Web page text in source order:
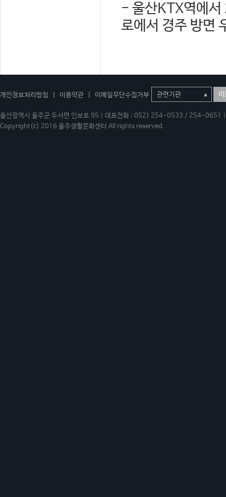
- 울산KTX역에서
로에서 경주 방면
개인정보처리방침 이용약관 이메일무단수집거부 이
울산광역시 울주군 두서면 인보로 95 | 대표전화 : 052) 254-0533 / 254-
Copyright(c) 2016 울주생활문화센터 All rights reserved.